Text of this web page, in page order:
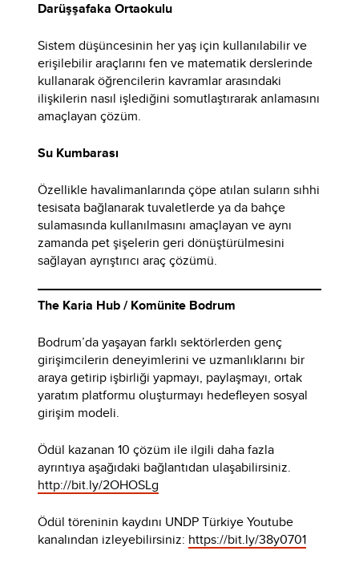
Darüşşafaka Ortaokulu
Sistem düşüncesinin her yaş için kullanılabilir ve
erişilebilir araçlarını fen ve matematik derslerinde
kullanarak öğrencilerin kavramlar arasındaki
ilişkilerin nasıl işlediğini somutlaştırarak anlamasını
amaçlayan çözüm.
Su Kumbarası
Özellikle havalimanlarında çöpe atılan suların sıhhi
tesisata bağlanarak tuvaletlerde ya da bahçe
sulamasında kullanılmasını amaçlayan ve aynı
zamanda pet şişelerin geri dönüştürülmesini
sağlayan ayrıştırıcı araç çözümü.
The Karia Hub / Komünite Bodrum
Bodrum’da yaşayan farklı sektörlerden genç
girişimcilerin deneyimlerini ve uzmanlıklarını bir
araya getirip işbirliği yapmayı, paylaşmayı, ortak
yaratım platformu oluşturmayı hedefleyen sosyal
girişim modeli.
Ödül kazanan 10 çözüm ile ilgili daha fazla
ayrıntıya aşağıdaki bağlantıdan ulaşabilirsiniz.
http://bit.ly/2OHOSLg
Ödül töreninin kaydını UNDP Türkiye Youtube
kanalından izleyebilirsiniz: https://bit.ly/38y0701